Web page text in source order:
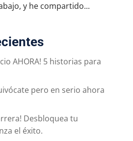
y he compartido...
AHORA! 5 historias para
pero en serio ahora
Desbloquea tu
el éxito.